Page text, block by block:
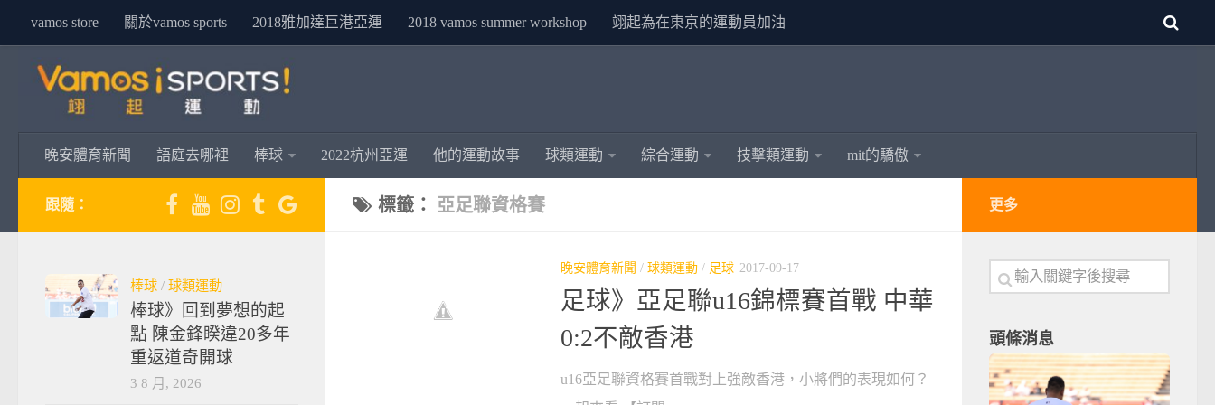
vamos store 關於vamos sports 2018雅加達巨港亞運 2018 vamos summer workshop 翊起為在東京的運動員加油
晚安體育新聞 語庭去哪裡 棒球 2022杭州亞運 他的運動故事 球類運動 綜合運動 技擊類運動 mit的驕傲
標籤： 亞足聯資格賽
晚安體育新聞 / 球類運動 / 足球 2017-09-17
足球》亞足聯u16錦標賽首戰 中華
0:2不敵香港
u16亞足聯資格賽首戰對上強敵香港，小將們的表現如何？
跟隨：
棒球 / 球類運動
棒球》回到夢想的起
點 陳金鋒睽違20多年
重返道奇開球
3 8 月, 2026
更多
頭條消息